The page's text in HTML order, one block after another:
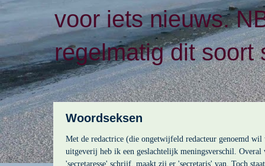
voor iets nieuws.
regelmatig dit soort
Woordseksen
Met de redactrice (die ongetwijfeld redacteur genoemd
uitgeverij heb ik een geslachtelijk meningsverschil.
'secretaresse' schrijf, maakt zij er 'secretaris' van. Toch